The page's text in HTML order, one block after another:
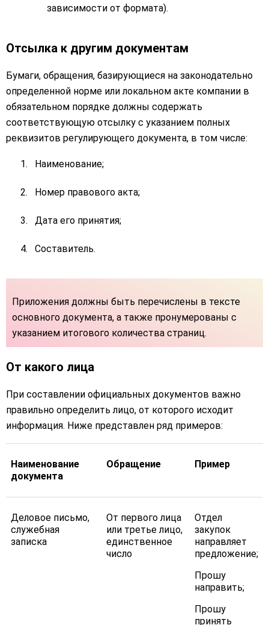
зависимости от формата).
Отсылка к другим документам
Бумаги, обращения, базирующиеся на законодательно
определенной норме или локальном акте компании в
обязательном порядке должны содержать
соответствующую отсылку с указанием полных
реквизитов регулирующего документа, в том числе:
Наименование;
Номер правового акта;
Дата его принятия;
Составитель.
Приложения должны быть перечислены в тексте
основного документа, а также пронумерованы с
указанием итогового количества страниц.
От какого лица
При составлении официальных документов важно
правильно определить лицо, от которого исходит
информация. Ниже представлен ряд примеров:
Наименование
документа
Обращение Пример
Деловое письмо,
служебная
записка
От первого лица
или третье лицо,
единственное
число
Отдел
закупок
направляет
предложение;
Прошу
направить;
Прошу
принять